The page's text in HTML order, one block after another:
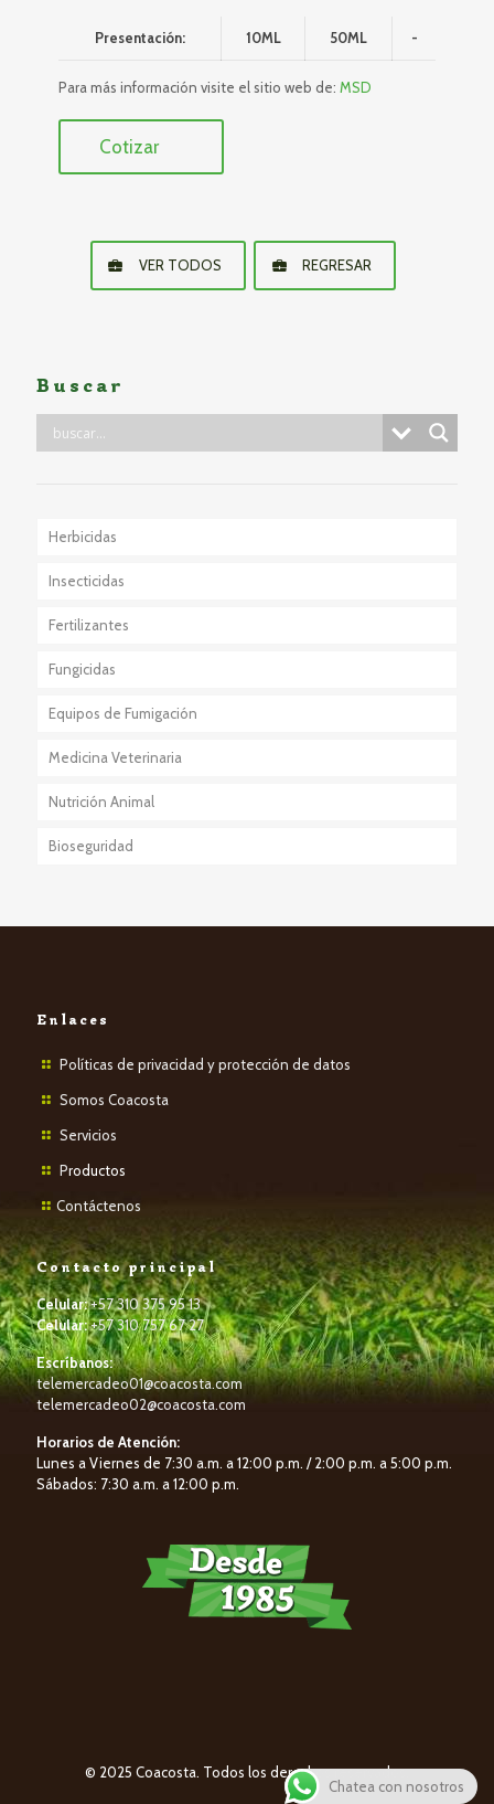
Presentación: 10ML 50ML -
Para más información visite el sitio web de: MSD
Cotizar
VER TODOS REGRESAR
Buscar
Herbicidas
Insecticidas
Fertilizantes
Fungicidas
Equipos de Fumigación
Medicina Veterinaria
Nutrición Animal
Bioseguridad
Enlaces
Políticas de privacidad y protección de datos
Somos Coacosta
Servicios
Productos
Contáctenos
Contacto principal
Celular:+57 310 375 95 13
Celular:+57 310 757 67 27
Escríbanos:
telemercadeo01@coacosta.com
telemercadeo02@coacosta.com
Horarios de Atención:
Lunes a Viernes de 7:30 a.m. a 12:00 p.m. / 2:00 p.m. a 5:00 p.m.
Sábados: 7:30 a.m. a 12:00 p.m.
© 2025 Coacosta. Todos los derechos reservados.
Chatea con nosotros